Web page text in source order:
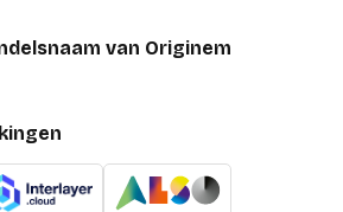
van Originem